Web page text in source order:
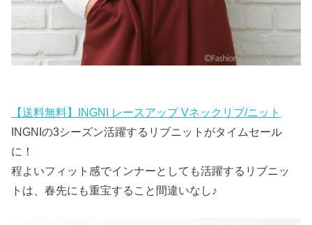
【送料無料】INGNI レースアップ Vネックリブ/ニット
INGNIの3シーズン活躍するリブニットがタイムセール
に！
程よいフィット感でインナーとしても活躍するリブニッ
トは、春先にも重宝すること間違いなし♪